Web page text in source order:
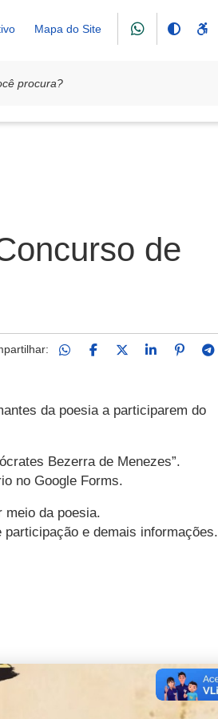
Mapa do Site
de
da poesia a participarem do
Bezerra de Menezes”.
no Google Forms.
da poesia.
e demais informações.